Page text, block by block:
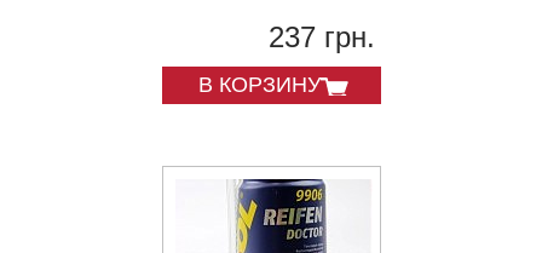
237 грн.
В КОРЗИНУ